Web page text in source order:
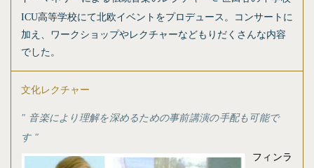
ICU高等学校にて北欧イベントをプロデュース。コンサートに
加え、ワークショップやレクチャーなどもりだくさんな内容
でした。
文化レクチャー
音楽により理解を深めるための事前講演の手配も可能で
す
フィンラ